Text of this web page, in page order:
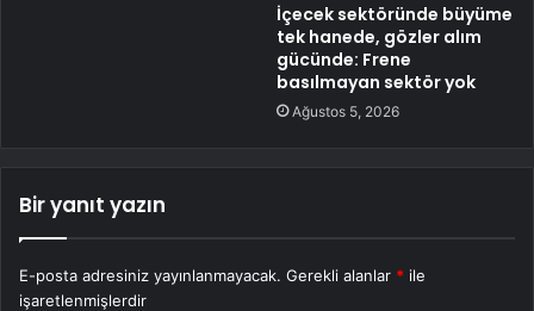
İçecek sektöründe büyüme
tek hanede, gözler alım
gücünde: Frene
basılmayan sektör yok
Ağustos 5, 2026
Bir yanıt yazın
E-posta adresiniz yayınlanmayacak. Gerekli alanlar * ile
işaretlenmişlerdir